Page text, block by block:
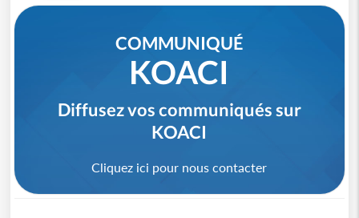
COMMUNIQUÉ
KOACI
Diffusez vos communiqués sur
KOACI
Cliquez ici pour nous contacter